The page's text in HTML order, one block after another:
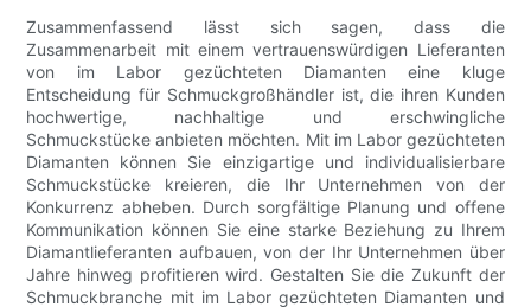
Zusammenfassend lässt sich sagen, dass die
Zusammenarbeit mit einem vertrauenswürdigen Lieferanten
von im Labor gezüchteten Diamanten eine kluge
Entscheidung für Schmuckgroßhändler ist, die ihren Kunden
hochwertige, nachhaltige und erschwingliche
Schmuckstücke anbieten möchten. Mit im Labor gezüchteten
Diamanten können Sie einzigartige und individualisierbare
Schmuckstücke kreieren, die Ihr Unternehmen von der
Konkurrenz abheben. Durch sorgfältige Planung und offene
Kommunikation können Sie eine starke Beziehung zu Ihrem
Diamantlieferanten aufbauen, von der Ihr Unternehmen über
Jahre hinweg profitieren wird. Gestalten Sie die Zukunft der
Schmuckbranche mit im Labor gezüchteten Diamanten und